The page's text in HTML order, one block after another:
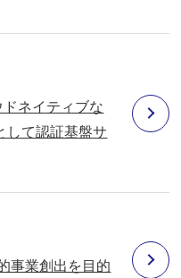
ネイティブな
して認証基盤サ
事業創出を目的